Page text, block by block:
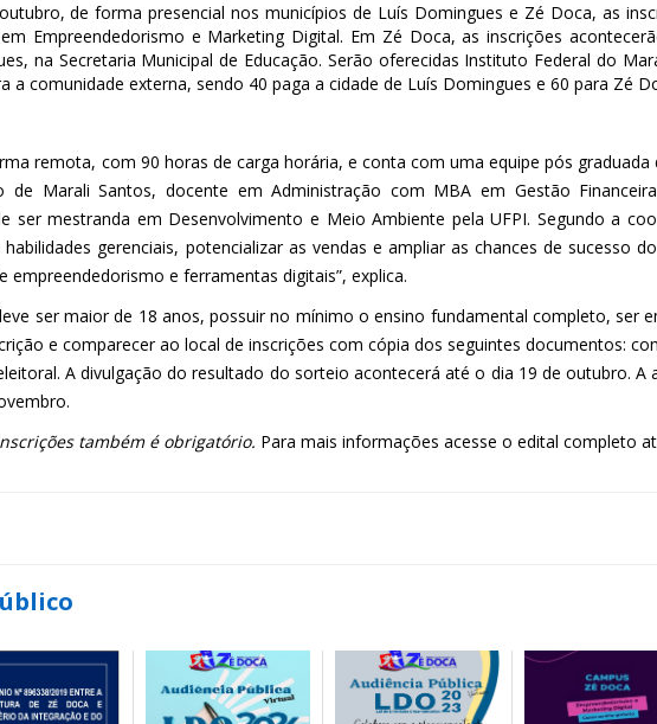
de forma presencial nos municípios de Luís Domingues e Zé Doca, as
Empreendedorismo e Marketing Digital. Em Zé Doca, as inscrições
na Secretaria Municipal de Educação. Serão oferecidas Instituto Federal do
a comunidade externa, sendo 40 paga a cidade de Luís Domingues e 60 para Zé
remota, com 90 horas de carga horária, e conta com uma equipe pós graduada
de Marali Santos, docente em Administração com MBA em Gestão
ser mestranda em Desenvolvimento e Meio Ambiente pela UFPI. Segundo a
gerenciais, potencializar as vendas e ampliar as chances de sucesso
empreendedorismo e ferramentas digitais”, explica.
ser maior de 18 anos, possuir no mínimo o ensino fundamental completo, ser
e comparecer ao local de inscrições com cópia dos seguintes documentos:
A divulgação do resultado do sorteio acontecerá até o dia 19 de outubro. A
também é obrigatório. Para mais informações acesse o edital completo